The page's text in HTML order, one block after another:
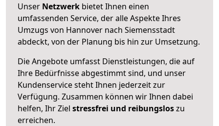
Unser Netzwerk bietet Ihnen einen
umfassenden Service, der alle Aspekte Ihres
Umzugs von Hannover nach Siemensstadt
abdeckt, von der Planung bis hin zur Umsetzung.
Die Angebote umfasst Dienstleistungen, die auf
Ihre Bedürfnisse abgestimmt sind, und unser
Kundenservice steht Ihnen jederzeit zur
Verfügung. Zusammen können wir Ihnen dabei
helfen, Ihr Ziel stressfrei und reibungsloszu
erreichen.